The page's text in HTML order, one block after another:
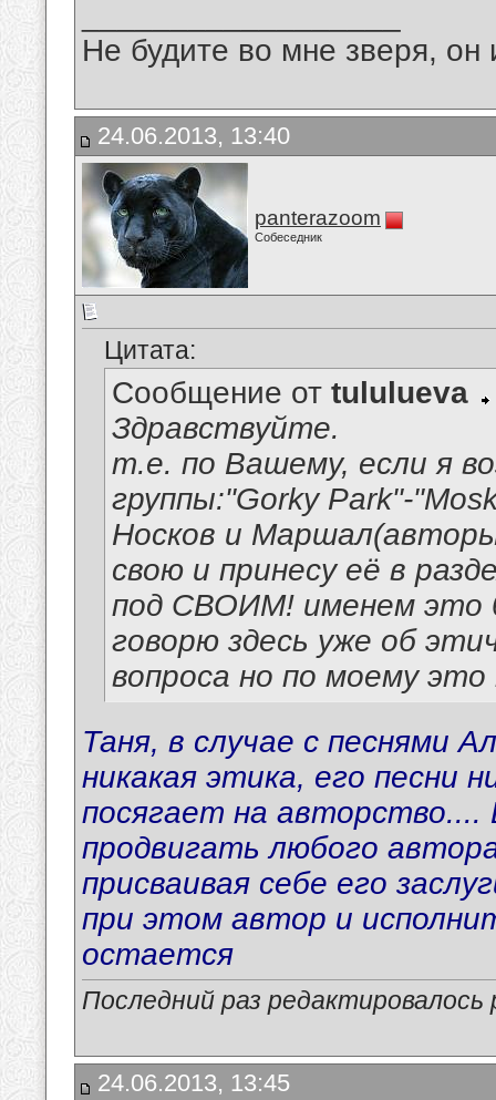
Не будите во мне зверя, он
24.06.2013, 13:40
panterazoom
Собеседник
Цитата:
Сообщение от tululueva
Здравствуйте.
т.е. по Вашему, если я
группы:"Gorky Park"-
Носков и
свою и принесу её в
под СВОИМ! именем это
говорю здесь уже об
вопроса но по моему это
Таня, в случае с песнями
никакая этика, его песни
посягает на
продвигать любого
присваивая себе его
при этом автор и
остается
Последний раз
24.06.2013, 13:45